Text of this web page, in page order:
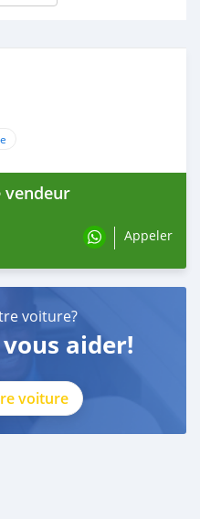
vendeur
Appeler
voiture?
aider!
voiture